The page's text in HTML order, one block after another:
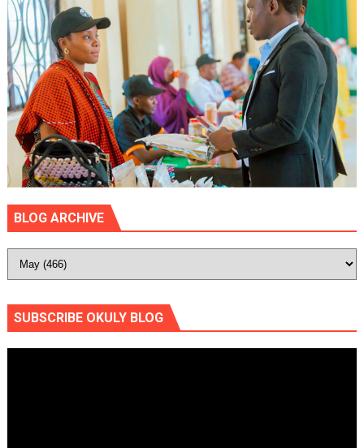
BLOG ARCHIVE
SUBSCRIBE OKULY BLOG